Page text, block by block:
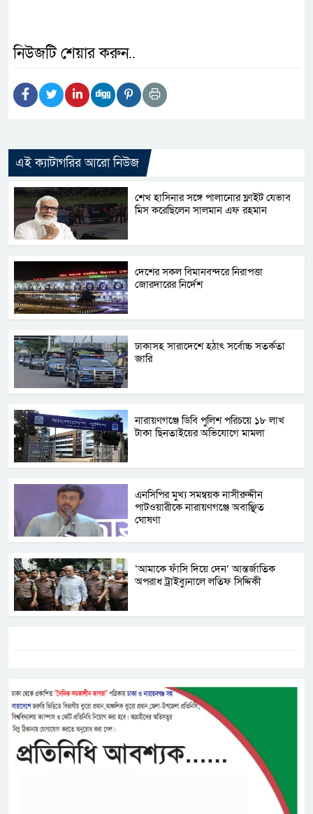
নিউজটি শেয়ার করুন..
এই ক্যাটাগরির আরো নিউজ
শেখ হাসিনার সঙ্গে পালানোর ফ্লাইট যেভাব
মিস করেছিলেন সালমান এফ রহমান
দেশের সকল বিমানবন্দরে নিরাপত্তা
জোরদারের নির্দেশ
ঢাকাসহ সারাদেশে হঠাৎ সর্বোচ্চ সতর্কতা
জা‌রি
নারায়ণগঞ্জে ডিবি পুলিশ পরিচয়ে ১৮ লাখ
টাকা ছিনতাইয়ের অভিযোগে মামলা
এনসিপির মুখ্য সমন্বয়ক নাসীরুদ্দীন
পাটওয়ারীকে নারায়ণগঞ্জে অবাঞ্ছিত
ঘোষণা
‘আমাকে ফাঁসি দিয়ে দেন’ আন্তর্জাতিক
অপরাধ ট্রাইব্যুনালে লতিফ সিদ্দিকী